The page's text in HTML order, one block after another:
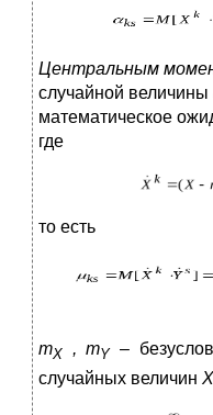
Центральным
случайной величины
математическое
где
то есть
mX ,mY –
случайных величин X